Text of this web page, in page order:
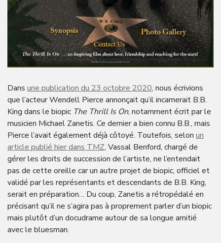
Dans une publication du 23 octobre 2020, nous écrivions
que l’acteur Wendell Pierce annonçait qu’il incarnerait B.B.
King dans le biopic The Thrill Is On, notamment écrit par le
musicien Michael Zanetis. Ce dernier a bien connu B.B., mais
Pierce l’avait également déjà côtoyé. Toutefois, selon un
article publié hier dans TMZ, Vassal Benford, chargé de
gérer les droits de succession de l’artiste, ne l’entendait
pas de cette oreille car un autre projet de biopic, officiel et
validé par les représentants et descendants de B.B. King,
serait en préparation… Du coup, Zanetis a rétropédalé en
précisant qu’il ne s’agira pas à proprement parler d’un biopic
mais plutôt d’un docudrame autour de sa longue amitié
avec le bluesman.